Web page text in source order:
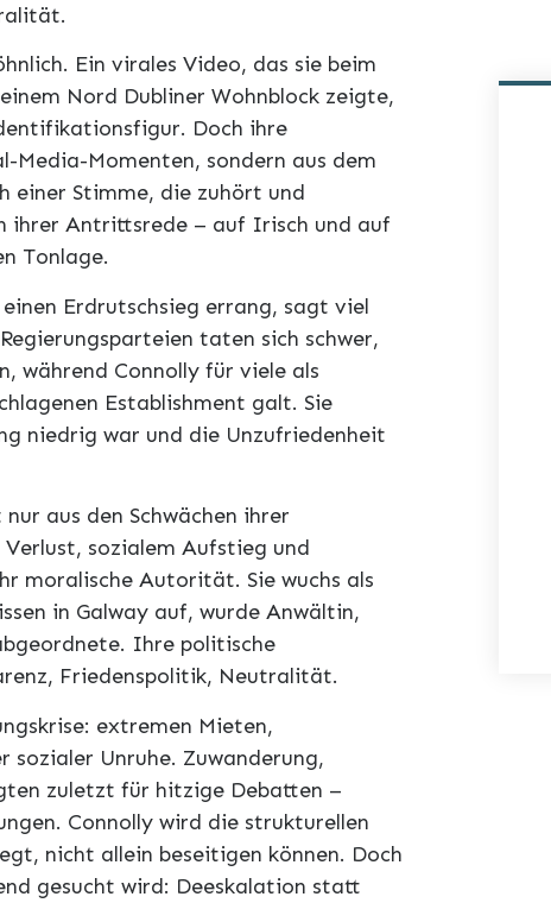
Ein virales Video, das sie beim
Nord Dubliner Wohnblock zeigte,
Doch ihre
Media-Momenten, sondern aus dem
einer Stimme, die zuhört und
ihrer Antrittsrede – auf Irisch und auf
Tonlage.
Erdrutschsieg errang, sagt viel
taten sich schwer,
während Connolly für viele als
Establishment galt. Sie
niedrig war und die Unzufriedenheit
aus den Schwächen ihrer
sozialem Aufstieg und
moralische Autorität. Sie wuchs als
in Galway auf, wurde Anwältin,
Ihre politische
Friedenspolitik, Neutralität.
extremen Mieten,
sozialer Unruhe. Zuwanderung,
zuletzt für hitzige Debatten –
Connolly wird die strukturellen
nicht allein beseitigen können. Doch
gesucht wird: Deeskalation statt